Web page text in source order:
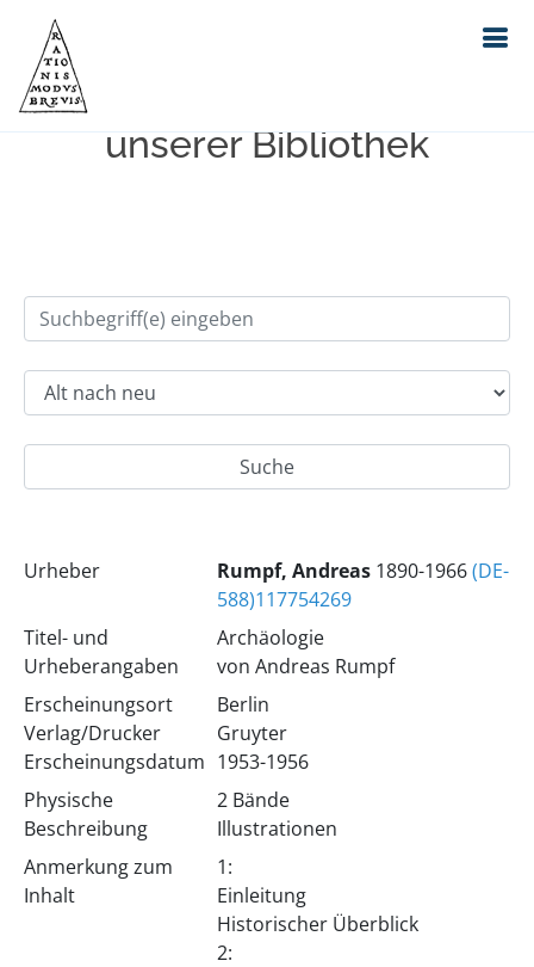
Einfache Suche im Bestand
unserer Bibliothek
Urheber Rumpf, Andreas1890-1966(DE-
588)117754269
Titel- und
Urheberangaben
Archäologie
von Andreas Rumpf
Erscheinungsort
Verlag/Drucker
Erscheinungsdatum
Berlin
Gruyter
1953-1956
Physische
Beschreibung
2 Bände
Illustrationen
Anmerkung zum
Inhalt
1:
Einleitung
Historischer Überblick
2: